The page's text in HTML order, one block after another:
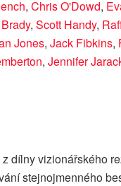
, Chris O'Dowd,
, Scott Handy,
Jones, Jack Fibkins,
, Jennifer
dílny vizionářského
stejnojmenného